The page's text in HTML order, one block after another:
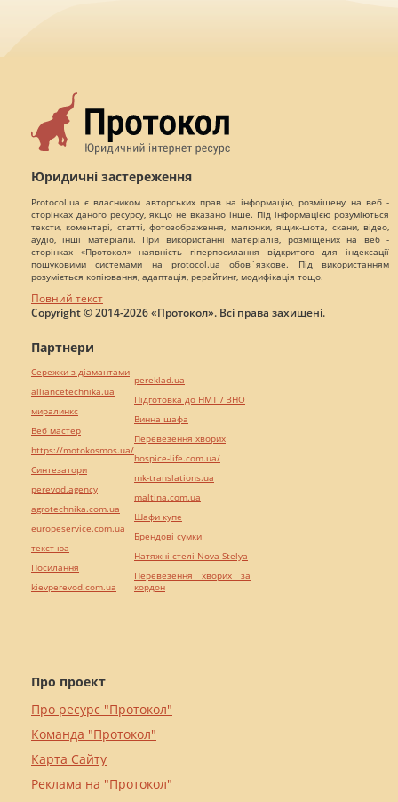
Юридичні застереження
Protocol.ua є власником авторських прав на інформацію, розміщену на веб -
сторінках даного ресурсу, якщо не вказано інше. Під інформацією розуміються
тексти, коментарі, статті, фотозображення, малюнки, ящик-шота, скани, відео,
аудіо, інші матеріали. При використанні матеріалів, розміщених на веб -
сторінках «Протокол» наявність гіперпосилання відкритого для індексації
пошуковими системами на protocol.ua обов`язкове. Під використанням
розуміється копіювання, адаптація, рерайтинг, модифікація тощо.
Повний текст
Copyright © 2014-2026 «Протокол». Всі права захищені.
Про проект
Про ресурс "Протокол"
Команда "Протокол"
Карта Сайту
Реклама на "Протокол"
Партнери
Сережки з діамантами
alliancetechnika.ua
миралинкс
Веб мастер
https://motokosmos.ua/
Синтезатори
perevod.agency
agrotechnika.com.ua
europeservice.com.ua
текст юа
Посилання
kievperevod.com.ua
pereklad.ua
Підготовка до НМТ / ЗНО
Винна шафа
Перевезення хворих
hospice-life.com.ua/
mk-translations.ua
maltina.com.ua
Шафи купе
Брендові сумки
Натяжні стелі Nova Stelya
Перевезення хворих за
кордон